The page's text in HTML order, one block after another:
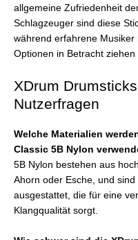
allgemeine Zufriedenheit
Schlagzeuger sind diese
während erfahrene
Optionen in Betracht ziehen
XDrum
Nutzerfragen
Welche Materialien
Classic 5B Nylon
5B Nylon bestehen aus
Ahorn oder Esche, und
ausgestattet, die für eine
Klangqualität sorgt.